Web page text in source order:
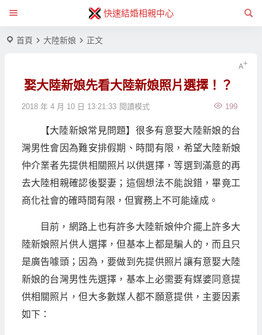
快速結婚相親中心
首頁 大陸新娘 正文
娶大陸新娘先看大陸新娘照片選擇！？
2018 年 4 月 10 日 13:21:33 199
閱讀模式
【大陸新娘常見問題】很多有意娶大陸新娘的台
灣男性會因為難安排假期、時間有限，希望大陸新娘
仲介業者先提供相關照片以供選擇，等選到滿意的再
去大陸相親確認後娶妻；這個想法不能說錯，畢竟工
商化社會的確時間有限，但實務上不可能達成。
目前，網路上也有許多大陸新娘仲介擺上許多大
陸新娘照片供人選擇，但基本上都是騙人的，而且只
是廣告噱頭；因為，要做到先提供照片讓有意娶大陸
新娘的台灣男性先選擇，基本上必需要有媒婆同意提
供相關照片，但大多數媒人都不願意提供，主要因素
如下：